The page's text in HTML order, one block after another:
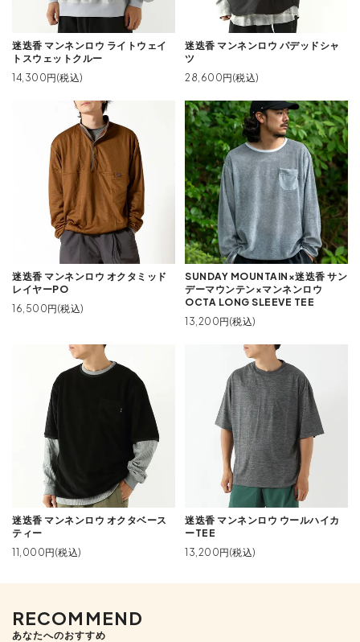
迷迭香 マンネンロウ ライトウェイ
トスウェットクルー
14,300円(税込)
迷迭香 マンネンロウ パデッドシャ
ツ
28,600円(税込)
迷迭香 マンネンロウ オクタミッド
レイヤーPO
16,500円(税込)
SUNDAY MOUNTAIN×迷迭香 サン
デーマウンテン×マンネンロウ
OCTA LONG SLEEVE TEE
13,200円(税込)
迷迭香 マンネンロウ オクタベース
ティー
11,000円(税込)
迷迭香 マンネンロウ ウールハイカ
ーTEE
13,200円(税込)
RECOMMEND
あなたへのおすすめ